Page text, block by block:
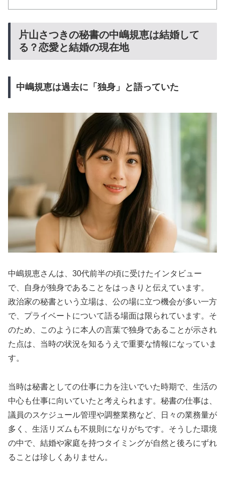
片山さつきの秘書の中嶋規恵は結婚して
る？恋愛と結婚の現在地
中嶋規恵は過去に「独身」と語っていた
中嶋規恵さんは、30代前半の頃に受けたインタビュー
で、自身が独身であることをはっきりと伝えています。
政治家の秘書という立場は、公の場に立つ機会が多い一方
で、プライベートについて語る場面は限られています。そ
のため、このように本人の言葉で独身であることが示され
た点は、当時の状況を知るうえで重要な情報になっていま
す。
当時は秘書としての仕事に力を注いでいた時期で、生活の
中心も仕事に向いていたと考えられます。秘書の仕事は、
議員のスケジュール管理や調整業務など、日々の業務量が
多く、生活リズムも不規則になりがちです。そうした環境
の中で、結婚や家庭を持つタイミングが自然と後ろにずれ
ることは珍しくありません。